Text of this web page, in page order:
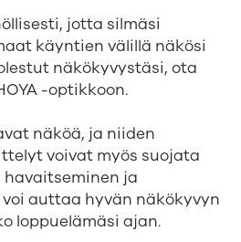
jotta silmäsi
käyntien välillä näkösi
näkökyvystäsi, ota
-optikkoon.
näköä, ja niiden
voivat myös suojata
havaitseminen ja
auttaa hyvän näkökyvyn
loppuelämäsi ajan.